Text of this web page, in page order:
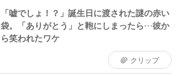
「嘘でしょ！？」誕生日に渡された謎の赤い
袋。「ありがとう」と鞄にしまったら…彼か
ら笑われたワケ
クリップ